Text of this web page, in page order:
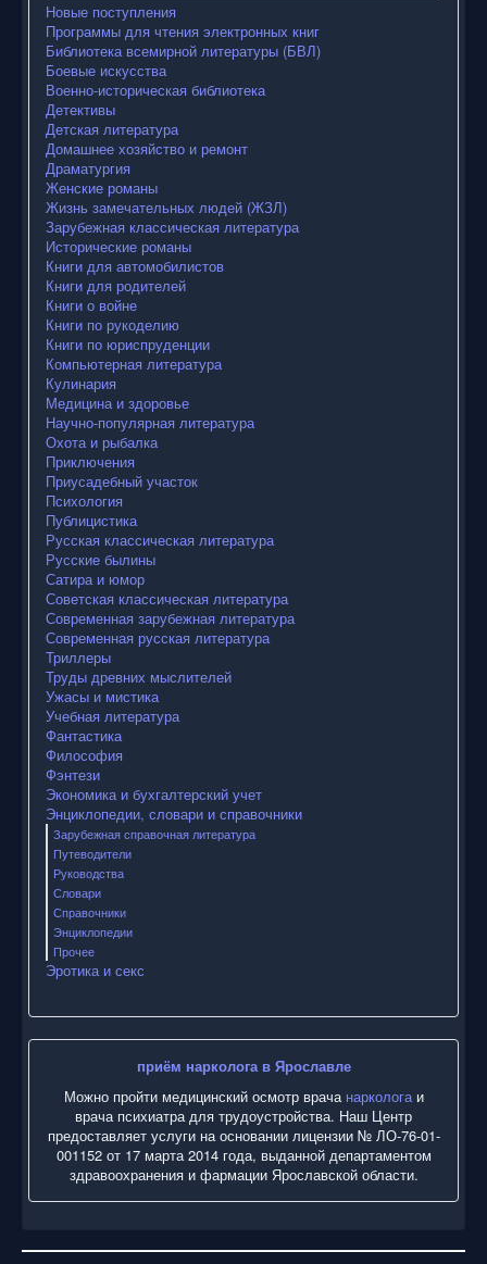
Новые поступления
Программы для чтения электронных книг
Библиотека всемирной литературы (БВЛ)
Боевые искусства
Военно-историческая библиотека
Детективы
Детская литература
Домашнее хозяйство и ремонт
Драматургия
Женские романы
Жизнь замечательных людей (ЖЗЛ)
Зарубежная классическая литература
Исторические романы
Книги для автомобилистов
Книги для родителей
Книги о войне
Книги по рукоделию
Книги по юриспруденции
Компьютерная литература
Кулинария
Медицина и здоровье
Научно-популярная литература
Охота и рыбалка
Приключения
Приусадебный участок
Психология
Публицистика
Русская классическая литература
Русские былины
Сатира и юмор
Советская классическая литература
Современная зарубежная литература
Современная русская литература
Триллеры
Труды древних мыслителей
Ужасы и мистика
Учебная литература
Фантастика
Философия
Фэнтези
Экономика и бухгалтерский учет
Энциклопедии, словари и справочники
Зарубежная справочная литература
Путеводители
Руководства
Словари
Справочники
Энциклопедии
Прочее
Эротика и секс
приём нарколога в Ярославле
Можно пройти медицинский осмотр врача наркологаи
врача психиатра для трудоустройства. Наш Центр
предоставляет услуги на основании лицензии № ЛО-76-01-
001152 от 17 марта 2014 года, выданной департаментом
здравоохранения и фармации Ярославской области.